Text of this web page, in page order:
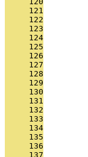
     121
     122
     123
     124
     125
     126
     127
     128
     129
     130
     131
     132
     133
     134
     135
     136
     137